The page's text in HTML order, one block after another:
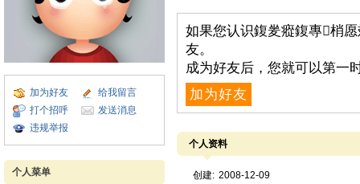
加为好友
给我留言
打个招呼
发送消息
违规举报
个人菜单
如果您认识鍑夎瘲鍑專梢
友。
成为好友后，您就可以第一
加为好友
个人资料
创建: 2008-12-09